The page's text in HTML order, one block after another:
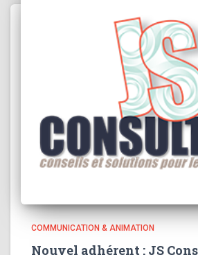
COMMUNICATION & ANIMATION
Nouvel adhérent : JS